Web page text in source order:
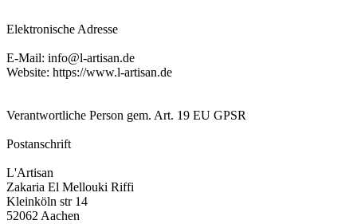
Elektronische Adresse
E-Mail: info@l-artisan.de
Website: https://www.l-artisan.de
Verantwortliche Person gem. Art. 19 EU GPSR
Postanschrift
L'Artisan
Zakaria El Mellouki Riffi
Kleinköln str 14
52062 Aachen